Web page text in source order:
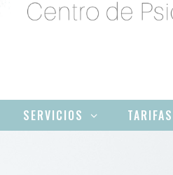
SERVICIOS TARIFAS